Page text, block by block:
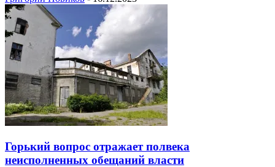
Горький вопрос отражает полвека
неисполненных обещаний власти